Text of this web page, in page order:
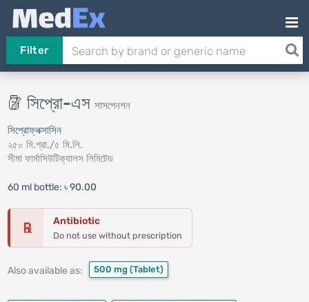
Filter
সিপ্রো-এস সাসপেনশন
সিপ্রোফ্লক্সাসিন
২৫০ মি.গ্রা./৫ মি.লি.
সীমা ফার্মাসিউটিক্যালস লিমিটেড
60 ml bottle: ৳ 90.00
℞ Antibiotic
Do not use without prescription
Also available as: 500 mg (Tablet)